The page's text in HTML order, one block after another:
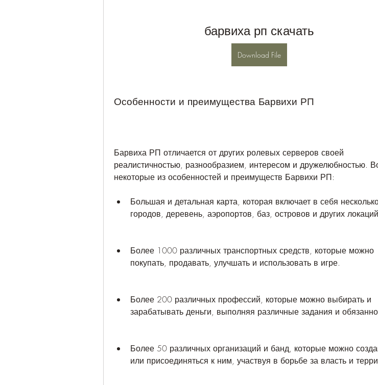
барвиха рп скачать
Download File
Особенности и преимущества Барвихи РП
Барвиха РП отличается от других ролевых серверов своей
реалистичностью, разнообразием, интересом и дружелюбностью.
некоторые из особенностей и преимуществ Барвихи РП:
Большая и детальная карта, которая включает в себя
городов, деревень, аэропортов, баз, островов и других
Более 1000 различных транспортных средств, которые можно
покупать, продавать, улучшать и использовать в игре.
Более 200 различных профессий, которые можно выбирать и
зарабатывать деньги, выполняя различные задания и
Более 50 различных организаций и банд, которые можно
или присоединяться к ним, участвуя в борьбе за власть и